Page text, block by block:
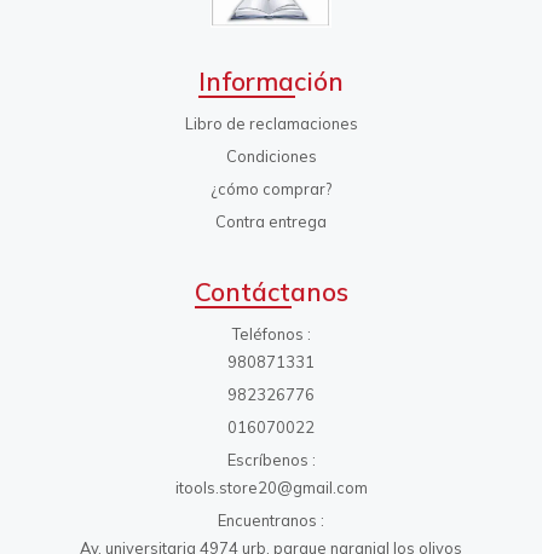
Información
Libro de reclamaciones
Condiciones
¿cómo comprar?
Contra entrega
Contáctanos
Teléfonos
980871331
982326776
016070022
Escríbenos
itools.store20@gmail.com
Encuentranos
Av. universitaria 4974 urb. parque naranjal los olivos